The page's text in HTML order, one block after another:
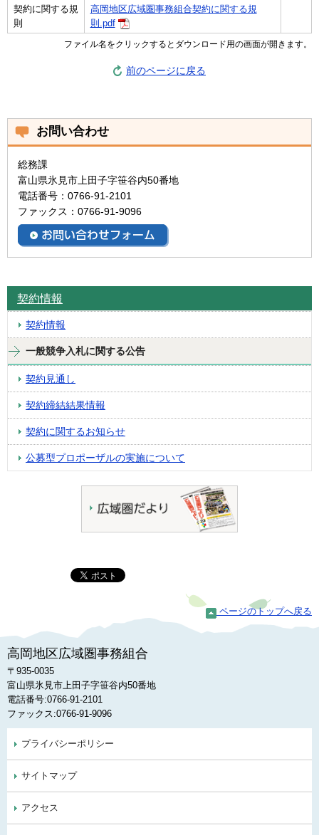
契約に関する規
則
高岡地区広域圏事務組合契約に関する規
則.pdf
ファイル名をクリックするとダウンロード用の画面が開きます。
前のページに戻る
お問い合わせ
総務課
富山県氷見市上田子字笹谷内50番地
電話番号：0766-91-2101
ファックス：0766-91-9096
契約情報
契約情報
一般競争入札に関する公告
契約見通し
契約締結結果情報
契約に関するお知らせ
公募型プロポーザルの実施について
ページのトップへ戻る
高岡地区広域圏事務組合
〒935-0035
富山県氷見市上田子字笹谷内50番地
電話番号:0766-91-2101
ファックス:0766-91-9096
プライバシーポリシー
サイトマップ
アクセス